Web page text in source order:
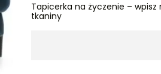
Tapicerka na życzenie –
tkaniny